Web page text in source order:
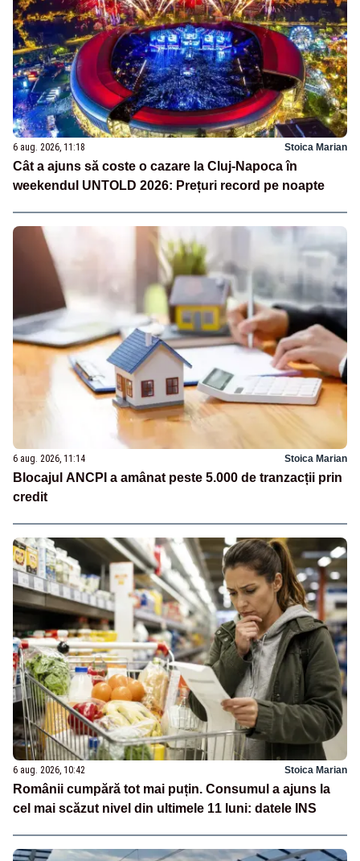
6 aug. 2026, 11:18 Stoica Marian
Cât a ajuns să coste o cazare la Cluj-Napoca în
weekendul UNTOLD 2026: Prețuri record pe noapte
6 aug. 2026, 11:14 Stoica Marian
Blocajul ANCPI a amânat peste 5.000 de tranzacții prin
credit
6 aug. 2026, 10:42 Stoica Marian
Românii cumpără tot mai puțin. Consumul a ajuns la
cel mai scăzut nivel din ultimele 11 luni: datele INS